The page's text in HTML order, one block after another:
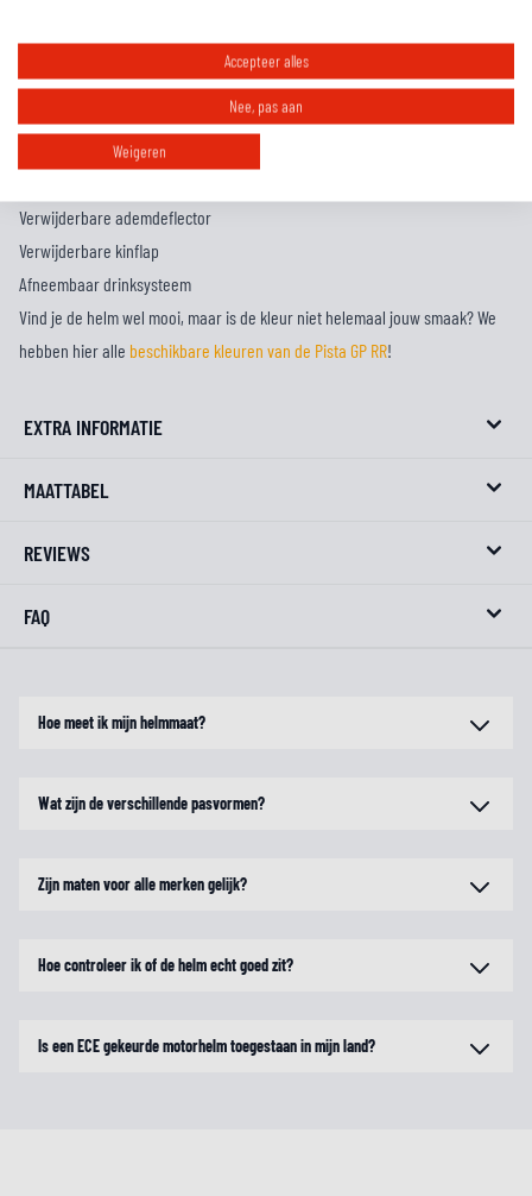
XQRS viziermechanisme voor eenvoudige vervanging van het vizier
Metalen scharniermechanisme
Verzonken viziervergrendeling in de helm
Overige specificaties
Verwijderbare ademdeflector
Verwijderbare kinflap
Afneembaar drinksysteem
Vind je de helm wel mooi, maar is de kleur niet helemaal jouw smaak? We
hebben hier alle beschikbare kleuren van de Pista GP RR!
EXTRA INFORMATIE
MAATTABEL
REVIEWS
FAQ
Hoe meet ik mijn helmmaat?
Wat zijn de verschillende pasvormen?
Zijn maten voor alle merken gelijk?
Hoe controleer ik of de helm echt goed zit?
Is een ECE gekeurde motorhelm toegestaan in mijn land?
Accepteer alles
Nee, pas aan
Weigeren